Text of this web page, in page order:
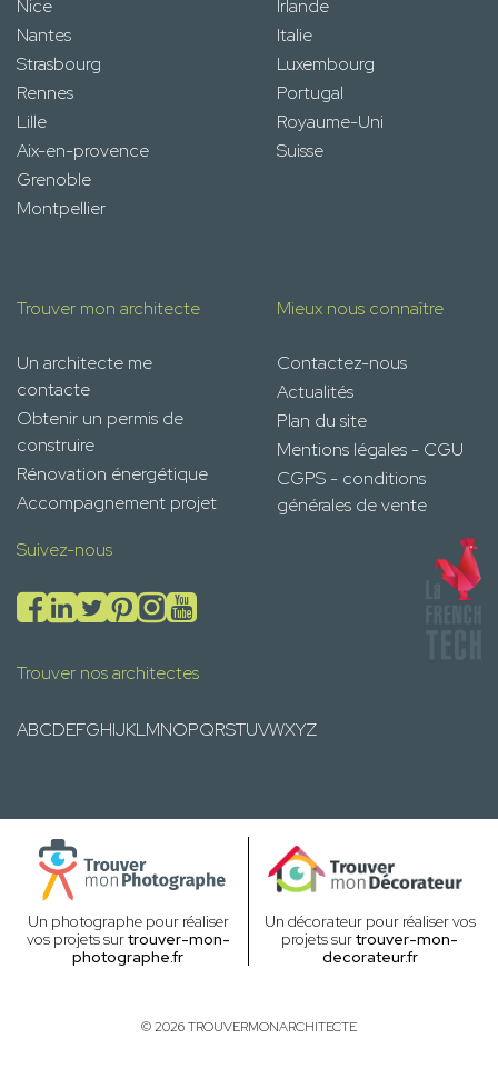
Nice
Nantes
Strasbourg
Rennes
Lille
Aix-en-provence
Grenoble
Montpellier
Irlande
Italie
Luxembourg
Portugal
Royaume-Uni
Suisse
Trouver mon architecte
Un architecte me
contacte
Obtenir un permis de
construire
Rénovation énergétique
Accompagnement projet
Mieux nous connaître
Contactez-nous
Actualités
Plan du site
Mentions légales - CGU
CGPS - conditions
générales de vente
Suivez-nous
Trouver nos architectes
ABCDEFGHIJKLMNOPQRSTUVWXYZ
Un photographe pour réaliser
vos projets surtrouver-mon-
photographe.fr
Un décorateur pour réaliser vos
projets surtrouver-mon-
decorateur.fr
© 2026 TROUVERMONARCHITECTE